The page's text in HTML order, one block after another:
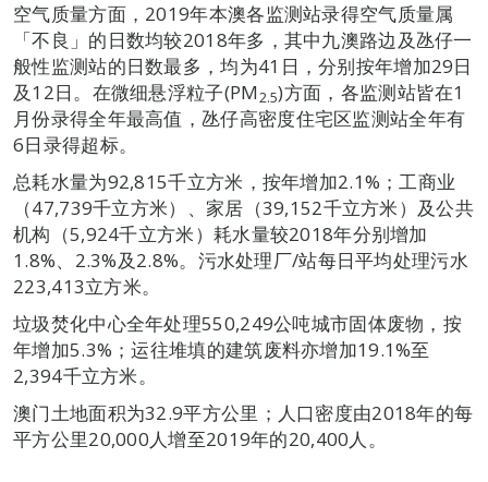
空气质量方面，2019年本澳各监测站录得空气质量属
「不良」的日数均较2018年多，其中九澳路边及氹仔一
般性监测站的日数最多，均为41日，分别按年增加29日
及12日。在微细悬浮粒子(PM2.5)方面，各监测站皆在1
月份录得全年最高值，氹仔高密度住宅区监测站全年有
6日录得超标。
总耗水量为92,815千立方米，按年增加2.1%；工商业
（47,739千立方米）、家居（39,152千立方米）及公共
机构（5,924千立方米）耗水量较2018年分别增加
1.8%、2.3%及2.8%。污水处理厂/站每日平均处理污水
223,413立方米。
垃圾焚化中心全年处理550,249公吨城市固体废物，按
年增加5.3%；运往堆填的建筑废料亦增加19.1%至
2,394千立方米。
澳门土地面积为32.9平方公里；人口密度由2018年的每
平方公里20,000人增至2019年的20,400人。